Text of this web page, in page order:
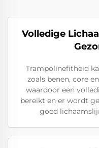
Volledige
Trampolinefitheid
zoals benen, core
waardoor een
bereikt en er wordt
goed